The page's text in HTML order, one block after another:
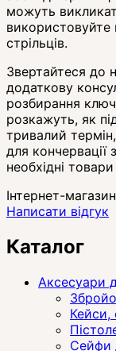
можуть
використовуйте
стрільців.
Звертайтеся до
додаткову
розбирання
розкажуть, як
тривалий
для кончервації
необхідні
Інтернет-
Написати відгук
Каталог
Аксесуари
Кейси,
Сейфи